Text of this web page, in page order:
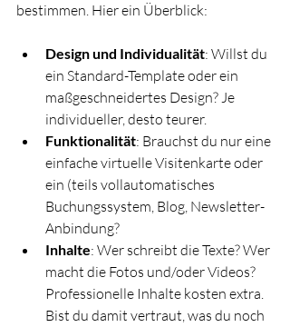
bestimmen. Hier ein Überblick:
Design und Individualität: Willst du
ein Standard-Template oder ein
maßgeschneidertes Design? Je
individueller, desto teurer.
Funktionalität: Brauchst du nur eine
einfache virtuelle Visitenkarte oder
ein (teils vollautomatisches
Buchungssystem, Blog, Newsletter-
Anbindung?
Inhalte: Wer schreibt die Texte? Wer
macht die Fotos und/oder Videos?
Professionelle Inhalte kosten extra.
Bist du damit vertraut, was du noch